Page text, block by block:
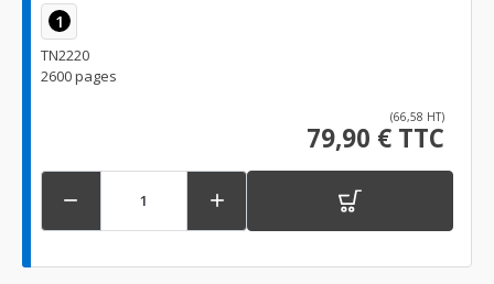
1
TN2220
2600 pages
(66,58 HT)
79,90 € TTC
 